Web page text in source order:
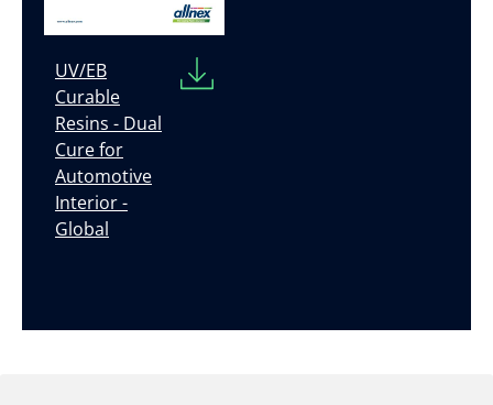
UV/EB
Curable
Resins - Dual
Cure for
Automotive
Interior -
Global